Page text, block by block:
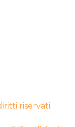
riservati.